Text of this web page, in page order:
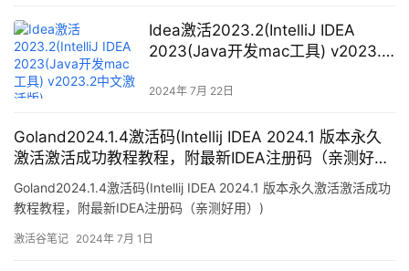
Idea激活2023.2(IntelliJ IDEA
2023(Java开发mac工具) v2023.2
2024年 7月 22日
Goland2024.1.4激活码(Intellij IDEA 2024.1 版本永久
激活激活成功教程教程，附最新IDEA注册码（亲测好
用）)
Goland2024.1.4激活码(Intellij IDEA 2024.1 版本永久激活激活成功
教程教程，附最新IDEA注册码（亲测好用）)
激活谷笔记 2024年 7月 1日